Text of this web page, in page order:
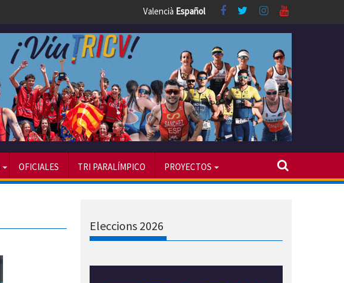
Valencià Español
OFICIALES TRI PARALÍMPICO PROYECTOS
Eleccions 2026